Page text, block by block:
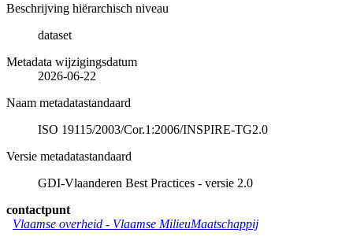
Beschrijving hiërarchisch niveau
dataset
Metadata wijzigingsdatum
2026-06-22
Naam metadatastandaard
ISO 19115/2003/Cor.1:2006/INSPIRE-TG2.0
Versie metadatastandaard
GDI-Vlaanderen Best Practices - versie 2.0
contactpunt
Vlaamse overheid - Vlaamse MilieuMaatschappij